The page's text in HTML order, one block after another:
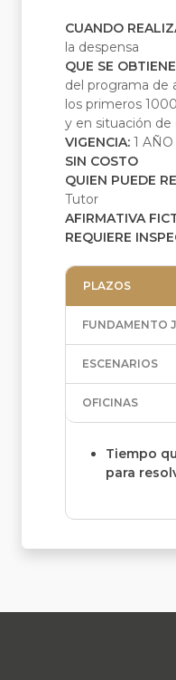
CUANDO
la despensa
QUE SE
del programa de
los primeros
y en situación
VIGENCIA: 1 AÑO
SIN COSTO
QUIEN PUEDE
Tutor
AFIRMATIVA
REQUIERE
PLAZOS
FUNDAMENTO
ESCENARIOS
OFICINAS
Tiempo
para